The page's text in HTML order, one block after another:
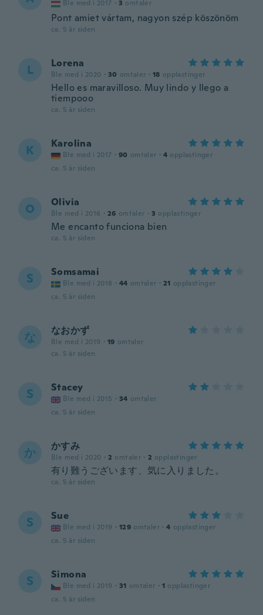
Ble med i 2017 · 3 omtaler
Pont amiet vártam, nagyon szép köszönöm
ca. 5 år siden
L Lorena
Ble med i 2020 · 30 omtaler · 18 opplastinger
Hello es maravilloso. Muy lindo y llego a
tiempooo
ca. 5 år siden
K Karolina
Ble med i 2017 · 90 omtaler · 4 opplastinger
ca. 5 år siden
O Olivia
Ble med i 2016 · 26 omtaler · 3 opplastinger
Me encanto funciona bien
ca. 5 år siden
S Somsamai
Ble med i 2018 · 44 omtaler · 21 opplastinger
ca. 5 år siden
な なおかず
Ble med i 2019 · 19 omtaler
ca. 5 år siden
S Stacey
Ble med i 2015 · 34 omtaler
ca. 5 år siden
か かすみ
Ble med i 2020 · 2 omtaler · 2 opplastinger
有り難うございます、気に入りました。
ca. 5 år siden
S Sue
Ble med i 2019 · 129 omtaler · 4 opplastinger
ca. 5 år siden
S Simona
Ble med i 2019 · 31 omtaler · 1 opplastinger
ca. 5 år siden